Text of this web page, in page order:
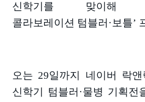
신학기를 맞이해
콜라보레이션 텀블러 ·보틀’
오는 29일까지 네이버 락
신학기 텀블러 ·물병 기획전